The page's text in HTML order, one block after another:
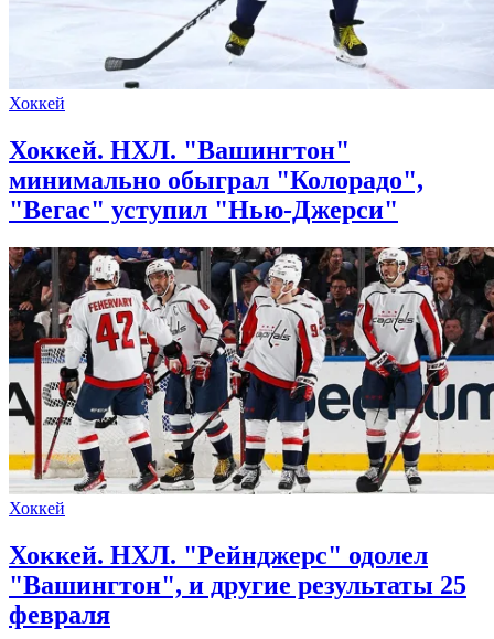
Хоккей
Хоккей. НХЛ. "Вашингтон"
минимально обыграл "Колорадо",
"Вегас" уступил "Нью-Джерси"
Хоккей
Хоккей. НХЛ. "Рейнджерс" одолел
"Вашингтон", и другие результаты 25
февраля